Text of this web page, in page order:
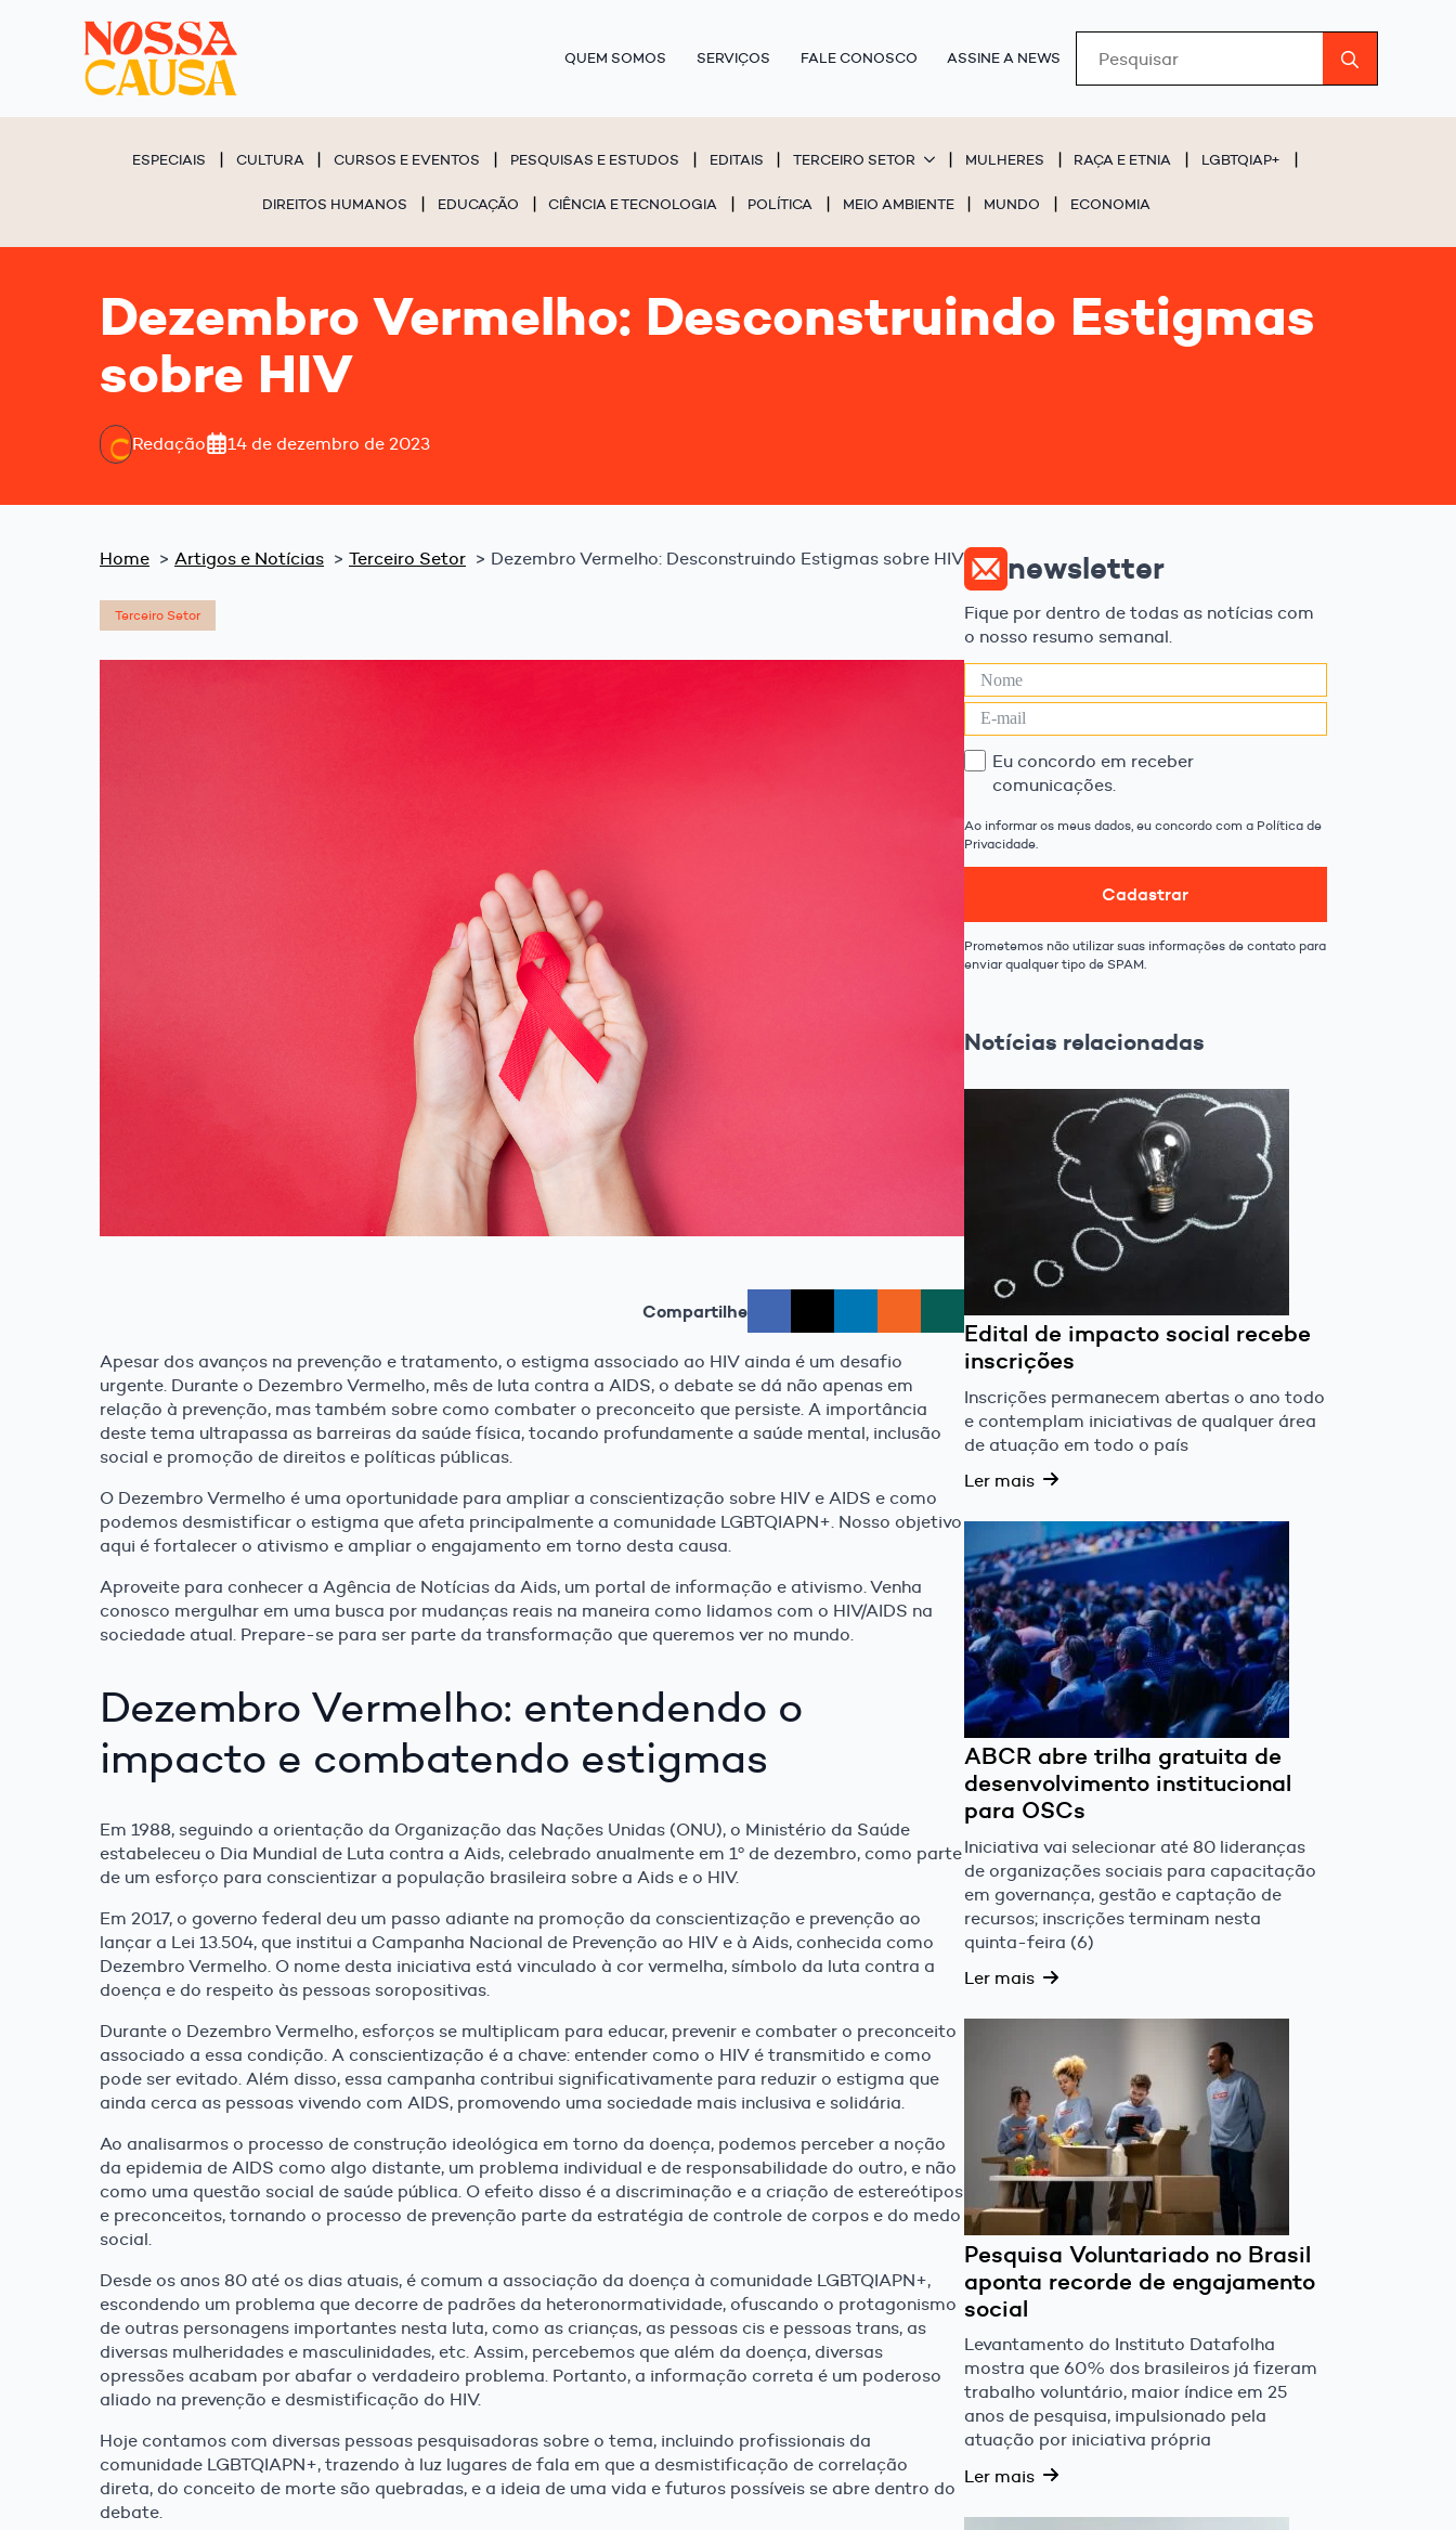
QUEM SOMOS SERVIÇOS FALE CONOSCO ASSINE A NEWS
ESPECIAIS CULTURA CURSOS E EVENTOS PESQUISAS E ESTUDOS EDITAIS TERCEIRO SETOR MULHERES RAÇA E ETNIA LGBTQIAP+
DIREITOS HUMANOS EDUCAÇÃO CIÊNCIA E TECNOLOGIA POLÍTICA MEIO AMBIENTE MUNDO ECONOMIA
Dezembro Vermelho: Desconstruindo Estigmas
sobre HIV
Redação 14 de dezembro de 2023
Home Artigos e Notícias Terceiro Setor Dezembro Vermelho: Desconstruindo Estigmas sobre HIV
Terceiro Setor
Compartilhe
Apesar dos avanços na prevenção e tratamento, o estigma associado ao HIV ainda é um desafio
urgente. Durante o Dezembro Vermelho, mês de luta contra a AIDS, o debate se dá não apenas em
relação à prevenção, mas também sobre como combater o preconceito que persiste. A importância
deste tema ultrapassa as barreiras da saúde física, tocando profundamente a saúde mental, inclusão
social e promoção de direitos e políticas públicas.
O Dezembro Vermelho é uma oportunidade para ampliar a conscientização sobre HIV e AIDS e como
podemos desmistificar o estigma que afeta principalmente a comunidade LGBTQIAPN+. Nosso objetivo
aqui é fortalecer o ativismo e ampliar o engajamento em torno desta causa.
Aproveite para conhecer a Agência de Notícias da Aids, um portal de informação e ativismo. Venha
conosco mergulhar em uma busca por mudanças reais na maneira como lidamos com o HIV/AIDS na
sociedade atual. Prepare-se para ser parte da transformação que queremos ver no mundo.
Dezembro Vermelho: entendendo o
impacto e combatendo estigmas
Em 1988, seguindo a orientação da Organização das Nações Unidas (ONU), o Ministério da Saúde
estabeleceu o Dia Mundial de Luta contra a Aids, celebrado anualmente em 1º de dezembro, como parte
de um esforço para conscientizar a população brasileira sobre a Aids e o HIV.
Em 2017, o governo federal deu um passo adiante na promoção da conscientização e prevenção ao
lançar a Lei 13.504, que institui a Campanha Nacional de Prevenção ao HIV e à Aids, conhecida como
Dezembro Vermelho. O nome desta iniciativa está vinculado à cor vermelha, símbolo da luta contra a
doença e do respeito às pessoas soropositivas.
Durante o Dezembro Vermelho, esforços se multiplicam para educar, prevenir e combater o preconceito
associado a essa condição. A conscientização é a chave: entender como o HIV é transmitido e como
pode ser evitado. Além disso, essa campanha contribui significativamente para reduzir o estigma que
ainda cerca as pessoas vivendo com AIDS, promovendo uma sociedade mais inclusiva e solidária.
Ao analisarmos o processo de construção ideológica em torno da doença, podemos perceber a noção
da epidemia de AIDS como algo distante, um problema individual e de responsabilidade do outro, e não
como uma questão social de saúde pública. O efeito disso é a discriminação e a criação de estereótipos
e preconceitos, tornando o processo de prevenção parte da estratégia de controle de corpos e do medo
social.
Desde os anos 80 até os dias atuais, é comum a associação da doença à comunidade LGBTQIAPN+,
escondendo um problema que decorre de padrões da heteronormatividade, ofuscando o protagonismo
de outras personagens importantes nesta luta, como as crianças, as pessoas cis e pessoas trans, as
diversas mulheridades e masculinidades, etc. Assim, percebemos que além da doença, diversas
opressões acabam por abafar o verdadeiro problema. Portanto, a informação correta é um poderoso
aliado na prevenção e desmistificação do HIV.
Hoje contamos com diversas pessoas pesquisadoras sobre o tema, incluindo profissionais da
comunidade LGBTQIAPN+, trazendo à luz lugares de fala em que a desmistificação de correlação
direta, do conceito de morte são quebradas, e a ideia de uma vida e futuros possíveis se abre dentro do
debate.
newsletter
Fique por dentro de todas as notícias com
o nosso resumo semanal.
Eu concordo em receber
comunicações.
Ao informar os meus dados, eu concordo com a Política de
Privacidade.
Cadastrar
Prometemos não utilizar suas informações de contato para
enviar qualquer tipo de SPAM.
Notícias relacionadas
Edital de impacto social recebe
inscrições
Inscrições permanecem abertas o ano todo
e contemplam iniciativas de qualquer área
de atuação em todo o país
Ler mais
ABCR abre trilha gratuita de
desenvolvimento institucional
para OSCs
Iniciativa vai selecionar até 80 lideranças
de organizações sociais para capacitação
em governança, gestão e captação de
recursos; inscrições terminam nesta
quinta-feira (6)
Ler mais
Pesquisa Voluntariado no Brasil
aponta recorde de engajamento
social
Levantamento do Instituto Datafolha
mostra que 60% dos brasileiros já fizeram
trabalho voluntário, maior índice em 25
anos de pesquisa, impulsionado pela
atuação por iniciativa própria
Ler mais